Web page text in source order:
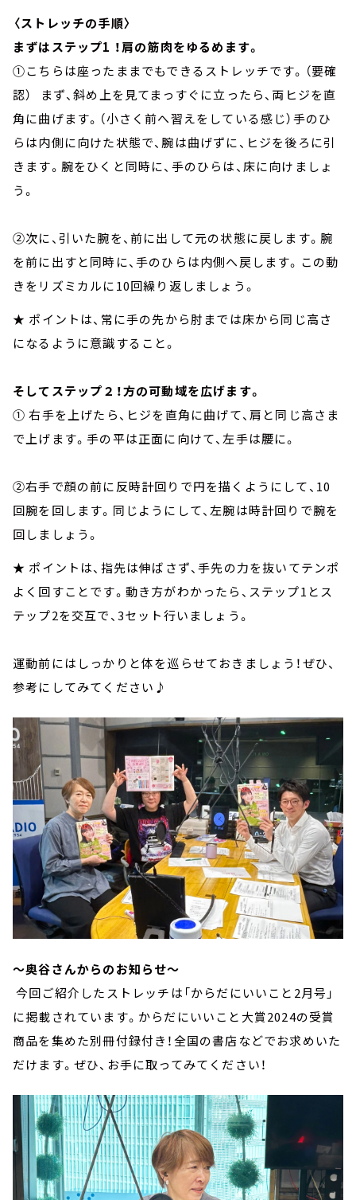
〈ストレッチの手順〉
まずはステップ1 ！肩の筋肉をゆるめます。
①こちらは座ったままでもできるストレッチです。（要確
認） まず、斜め上を見てまっすぐに立ったら、両ヒジを直
角に曲げます。（小さく前へ習えをしている感じ）手のひ
らは内側に向けた状態で、腕は曲げずに、ヒジを後ろに引
きます。腕をひくと同時に、手のひらは、床に向けましょ
う。
②次に、引いた腕を、前に出して元の状態に戻します。腕
を前に出すと同時に、手のひらは内側へ戻します。この動
きをリズミカルに10回繰り返しましょう。
★ ポイントは、常に手の先から肘までは床から同じ高さ
になるように意識すること。
そしてステップ２！方の可動域を広げます。
① 右手を上げたら、ヒジを直角に曲げて、肩と同じ高さま
で上げます。手の平は正面に向けて、左手は腰に。
②右手で顔の前に反時計回りで円を描くようにして、10
回腕を回します。同じようにして、左腕は時計回りで腕を
回しましょう。
★ ポイントは、指先は伸ばさず、手先の力を抜いてテンポ
よく回すことです。動き方がわかったら、ステップ1とス
テップ2を交互で、3セット行いましょう。
運動前にはしっかりと体を巡らせておきましょう！ぜひ、
参考にしてみてください♪
～奥谷さんからのお知らせ～
今回ご紹介したストレッチは「からだにいいこと2月号」
に掲載されています。からだにいいこと大賞2024の受賞
商品を集めた別冊付録付き！全国の書店などでお求めいた
だけます。ぜひ、お手に取ってみてください！